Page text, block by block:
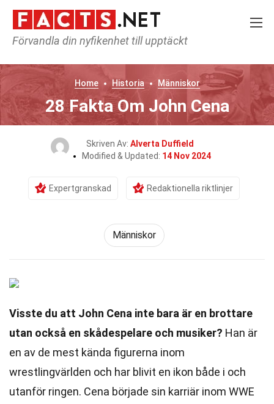
Förvandla din nyfikenhet till upptäckt
Home Historia Människor
28 Fakta Om John Cena
Skriven Av: Alverta Duffield
Modified & Updated: 14 Nov 2024
Expertgranskad Redaktionella riktlinjer
Människor
Visste du att John Cena inte bara är en brottare
utan också en skådespelare och musiker? Han är
en av de mest kända figurerna inom
wrestlingvärlden och har blivit en ikon både i och
utanför ringen. Cena började sin karriär inom WWE